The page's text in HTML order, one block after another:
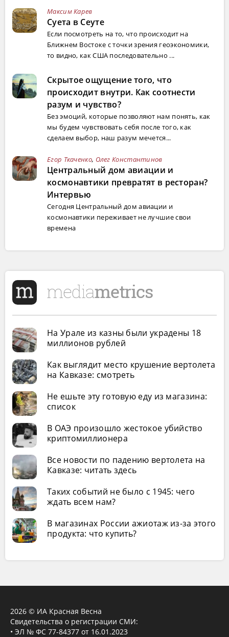
Максим Карев
Суета в Сеуте
Если посмотреть на то, что происходит на
Ближнем Востоке с точки зрения геоэкономики,
то видно, как США последовательно ...
Скрытое ощущение того, что
происходит внутри. Как соотнести
разум и чувство?
Без эмоций, которые позволяют нам понять, как
мы будем чувствовать себя после того, как
сделаем выбор, наш разум мечется...
Егор Ткаченко, Олег Константинов
Центральный дом авиации и
космонавтики превратят в ресторан?
Интервью
Сегодня Центральный дом авиации и
космонавтики переживает не лучшие свои
времена
На Урале из казны были украдены 18
миллионов рублей
Как выглядит место крушение вертолета
на Кавказе: смотреть
Не ешьте эту готовую еду из магазина:
список
В ОАЭ произошло жестокое убийство
криптомиллионера
Все новости по падению вертолета на
Кавказе: читать здесь
Таких событий не было с 1945: чего
ждать всем нам?
В магазинах России ажиотаж из-за этого
продукта: что купить?
2026 © ИА Красная Весна
Свидетельства о регистрации СМИ:
• ЭЛ № ФС 77-84377 от 16.01.2023